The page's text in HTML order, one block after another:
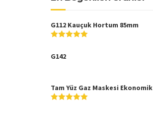
G112 Kauçuk Hortum 85mm
G142
Tam Yüz Gaz Maskesi Ekonomik